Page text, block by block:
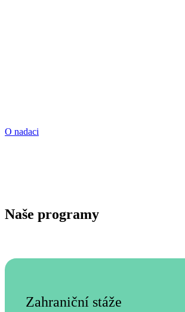
O nadaci
Naše programy
Zahraniční stáže